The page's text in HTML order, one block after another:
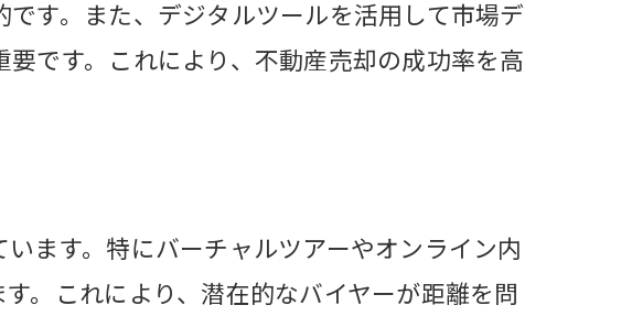
の不動産売却
がる売却チャンス
可能性
イント
す。また、デジタルツールを活用して市場デ
です。これにより、不動産売却の成功率を高
ます。特にバーチャルツアーやオンライン内
。これにより、潜在的なバイヤーが距離を問